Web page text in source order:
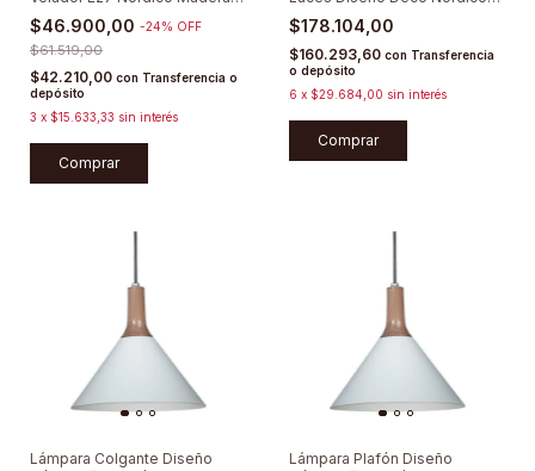
Móvil
$46.900,00 -24% OFF
$61.519,00
$42.210,00 con Transferencia o
depósito
3 x $15.633,33 sin interés
Comprar
Moderno
$178.104,00
$160.293,60 con Transferencia
o depósito
6 x $29.684,00 sin interés
Comprar
Lámpara Colgante Diseño
Lámpara Plafón Diseño